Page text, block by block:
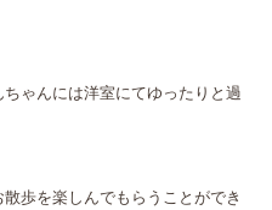
ゃんには洋室にてゆったりと過
歩を楽しんでもらうことができ